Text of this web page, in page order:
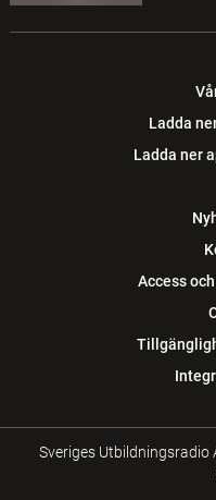
Ladda
Ladda ner
Access
Sveriges Utbildningsradio